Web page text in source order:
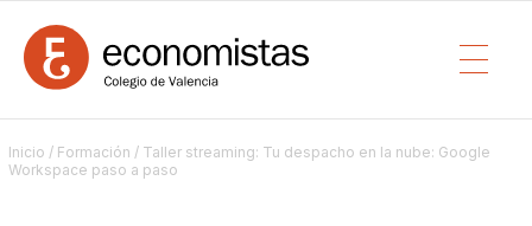
Inicio / Formación / Taller streaming: Tu despacho en la nube: Google
Workspace paso a paso